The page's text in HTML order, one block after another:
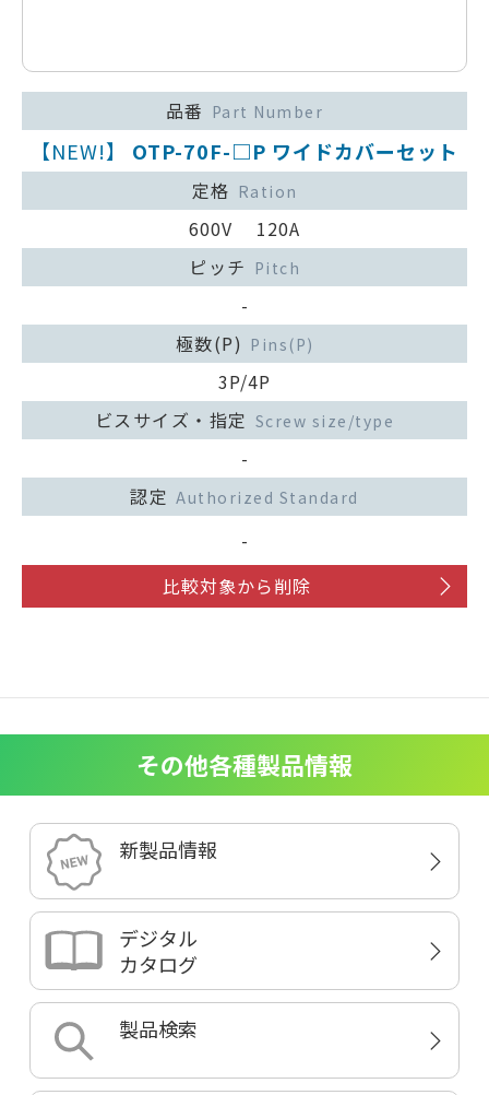
品番 Part Number
【NEW!】 OTP-70F-□P ワイドカバーセット
定格 Ration
600V 120A
ピッチ Pitch
-
極数(P) Pins(P)
3P/4P
ビスサイズ・指定 Screw size/type
-
認定 Authorized Standard
-
比較対象から削除
その他各種製品情報
新製品情報
デジタル
カタログ
製品検索